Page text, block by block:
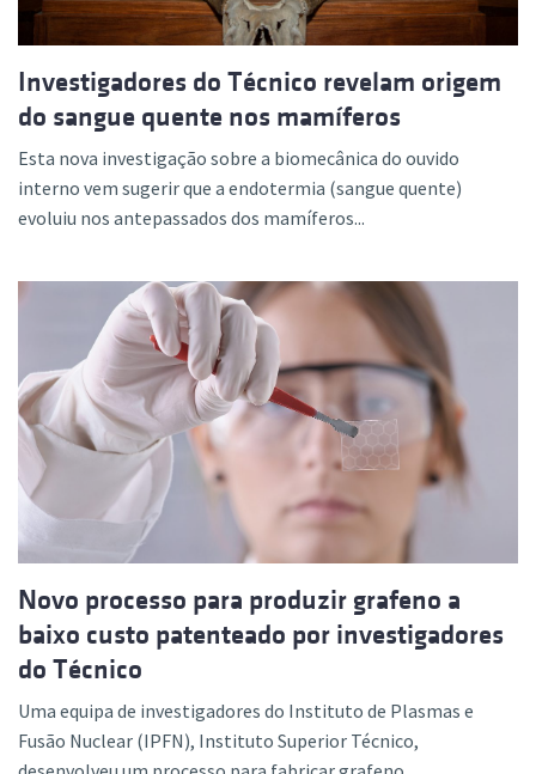
Investigadores do Técnico revelam origem
do sangue quente nos mamíferos
Esta nova investigação sobre a biomecânica do ouvido
interno vem sugerir que a endotermia (sangue quente)
evoluiu nos antepassados dos mamíferos...
Novo processo para produzir grafeno a
baixo custo patenteado por investigadores
do Técnico
Uma equipa de investigadores do Instituto de Plasmas e
Fusão Nuclear (IPFN), Instituto Superior Técnico,